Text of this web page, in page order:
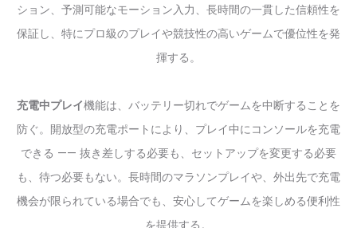
ション、予測可能なモーション入力、長時間の一貫した信頼性を
保証し、特にプロ級のプレイや競技性の高いゲームで優位性を発
揮する。
充電中プレイ機能は、バッテリー切れでゲームを中断することを
防ぐ。開放型の充電ポートにより、プレイ中にコンソールを充電
できる —— 抜き差しする必要も、セットアップを変更する必要
も、待つ必要もない。長時間のマラソンプレイや、外出先で充電
機会が限られている場合でも、安心してゲームを楽しめる便利性
を提供する。